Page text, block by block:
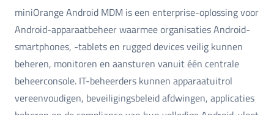
miniOrange Android MDM is een enterprise-oplossing voor
Android-apparaatbeheer waarmee organisaties Android-
smartphones, -tablets en rugged devices veilig kunnen
beheren, monitoren en aansturen vanuit één centrale
beheerconsole. IT-beheerders kunnen apparaatuitrol
vereenvoudigen, beveiligingsbeleid afdwingen, applicaties